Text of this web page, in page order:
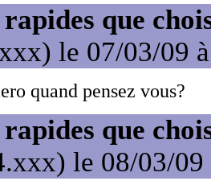
rapides que
le 07/03/09
quand pensez vous?
rapides que
le 08/03/09